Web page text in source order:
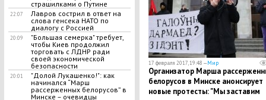
страшилками о Путине
22:07
Лавров сострил в ответ на
слова генсека НАТО по
диалогу с Россией
20:09
"Большая семерка" требует,
чтобы Киев продолжил
торговать с ЛДНР ради
своей экономической
безопасности
20:01
"Долой Лукашенко!": как
начинался “Марш
рассерженных белорусов” в
Минске – очевидцы
17 февраля 2017, 19:48 —Мир
Организатор Марша
белорусов в Минске анонсирует
новые протесты: "Мы заставим